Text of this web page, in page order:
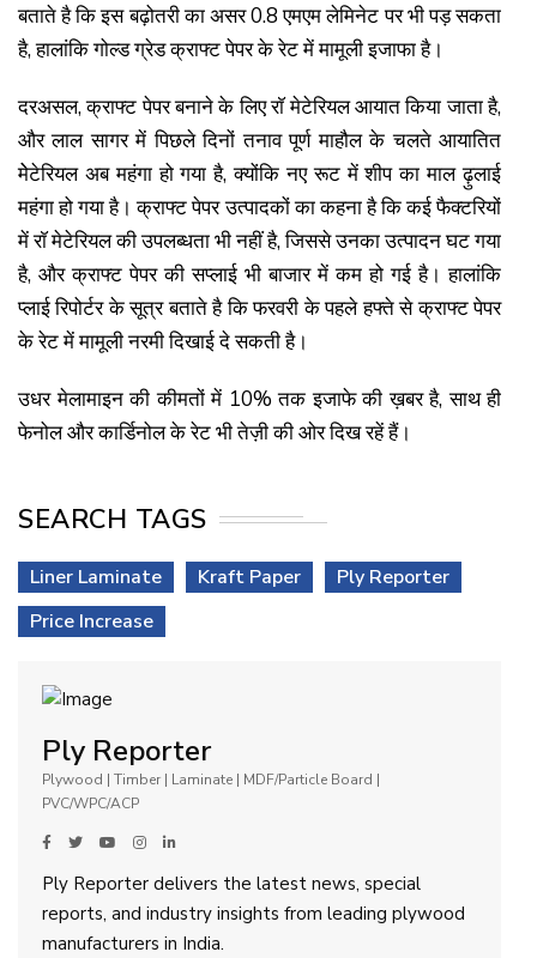
बताते है कि इस बढ़ोतरी का असर 0.8 एमएम लेमिनेट पर भी पड़ सकता
है, हालांकि गोल्ड ग्रेड क्राफ्ट पेपर के रेट में मामूली इजाफा है।
दरअसल, क्राफ्ट पेपर बनाने के लिए राॅ मेटेरियल आयात किया जाता है,
और लाल सागर में पिछले दिनों तनाव पूर्ण माहौल के चलते आयातित
मेेटेरियल अब महंगा हो गया है, क्योंकि नए रूट में शीप का माल ढ़ुलाई
महंगा हो गया है। क्राफ्ट पेपर उत्पादकों का कहना है कि कई फैक्टरियों
में राॅ मेटेरियल की उपलब्धता भी नहीं है, जिससे उनका उत्पादन घट गया
है, और क्राफ्ट पेपर की सप्लाई भी बाजार में कम हो गई है। हालांकि
प्लाई रिपोर्टर के सूत्र बताते है कि फरवरी के पहले हफ्ते से क्राफ्ट पेपर
के रेट में मामूली नरमी दिखाई दे सकती है।
उधर मेलामाइन की कीमतों में 10% तक इजाफे की ख़बर है, साथ ही
फेनोल और कार्डिनोल के रेट भी तेज़ी की ओर दिख रहें हैं।
SEARCH TAGS
Liner Laminate Kraft Paper
Ply Reporter
Price Increase
Ply Reporter
Plywood | Timber | Laminate | MDF/Particle Board |
PVC/WPC/ACP
Ply Reporter delivers the latest news, special
reports, and industry insights from leading plywood
manufacturers in India.